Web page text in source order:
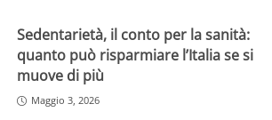
Sedentarietà, il conto per la sanità:
quanto può risparmiare l’Italia se si
muove di più
Maggio 3, 2026